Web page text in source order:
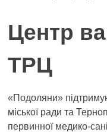
Центр
ТРЦ
«Подоляни»
міської ради та
первинної медико-